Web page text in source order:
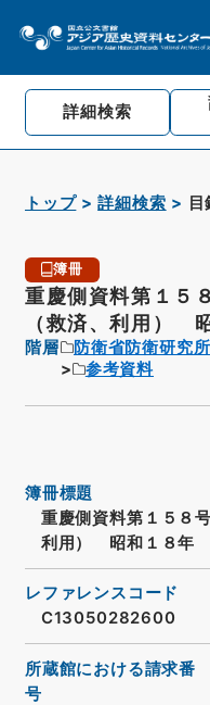
詳細検索
トップ 詳細検索
簿冊
重慶側資料第１
（救済、利用）
階層 防衛省防衛研究所
参考資料
簿冊標題
重慶側資料第１５８
利用） 昭和１８年
レファレンスコード
C13050282600
所蔵館における請求番
号